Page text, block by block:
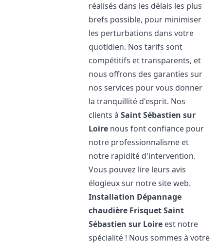
réalisés dans les délais les plus
brefs possible, pour minimiser
les perturbations dans votre
quotidien. Nos tarifs sont
compétitifs et transparents, et
nous offrons des garanties sur
nos services pour vous donner
la tranquillité d'esprit. Nos
clients àSaint Sébastien sur
Loire nous font confiance pour
notre professionnalisme et
notre rapidité d'intervention.
Vous pouvez lire leurs avis
élogieux sur notre site web.
Installation Dépannage
chaudière FrisquetSaint
Sébastien sur Loire est notre
spécialité ! Nous sommes à votre